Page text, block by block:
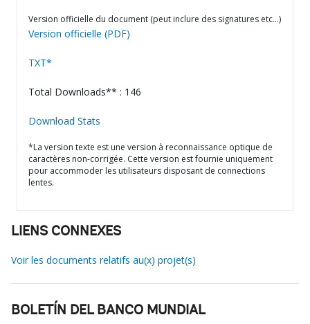
Version officielle du document (peut inclure des signatures etc…)
Version officielle (PDF)
TXT*
Total Downloads** : 146
Download Stats
*La version texte est une version à reconnaissance optique de
caractères non-corrigée. Cette version est fournie uniquement
pour accommoder les utilisateurs disposant de connections
lentes.
LIENS CONNEXES
Voir les documents relatifs au(x) projet(s)
BOLETÍN DEL BANCO MUNDIAL